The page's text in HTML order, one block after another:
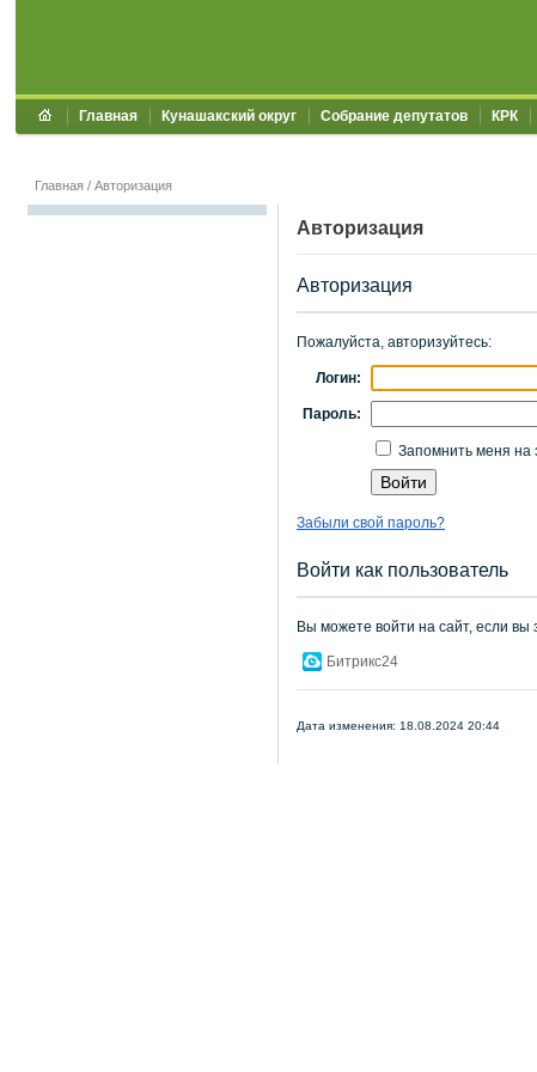
Главная Кунашакский округ Собрание депутатов КРК
Главная / Авторизация
Авторизация
Авторизация
Пожалуйста, авторизуйтесь:
Логин:
Пароль:
Запомнить меня на
Забыли свой пароль?
Войти как пользователь
Вы можете войти на сайт, если вы
Битрикс24
Дата изменения: 18.08.2024 20:44